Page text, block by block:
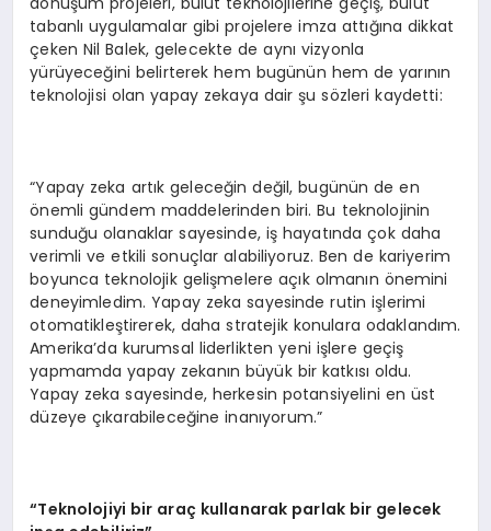
tabanlı uygulamalar gibi projelere imza attığına dikkat
çeken Nil Balek, gelecekte de aynı vizyonla
yürüyeceğini belirterek hem bugünün hem de yarının
teknolojisi olan yapay zekaya dair şu sözleri kaydetti:
“Yapay zeka artık geleceğin değil, bugünün de en
önemli gündem maddelerinden biri. Bu teknolojinin
sunduğu olanaklar sayesinde, iş hayatında çok daha
verimli ve etkili sonuçlar alabiliyoruz. Ben de kariyerim
boyunca teknolojik gelişmelere açık olmanın önemini
deneyimledim. Yapay zeka sayesinde rutin işlerimi
otomatikleştirerek, daha stratejik konulara odaklandım.
Amerika’da kurumsal liderlikten yeni işlere geçiş
yapmamda yapay zekanın büyük bir katkısı oldu.
Yapay zeka sayesinde, herkesin potansiyelini en üst
düzeye çıkarabileceğine inanıyorum.”
“Teknolojiyi bir araç kullanarak parlak bir gelecek